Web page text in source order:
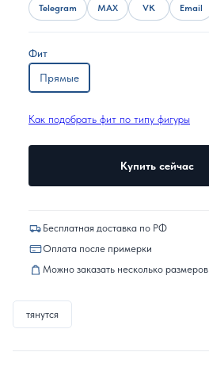
Telegram MAX VK Email
Фит
Прямые
Как подобрать фит по типу фигуры
Купить сейчас
Бесплатная доставка по РФ
Оплата после примерки
Можно заказать несколько размеров
тянутся